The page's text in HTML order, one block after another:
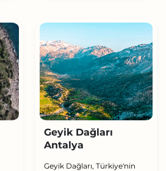
Geyik Dağları
Antalya
Geyik Dağları, Türkiye'nin